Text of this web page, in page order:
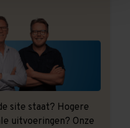
site staat? Hogere
uitvoeringen? Onze